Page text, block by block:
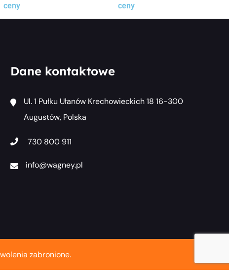
ceny
ceny
Dane kontaktowe
Ul. 1 Pułku Ułanów Krechowieckich 18 16-300
Augustów, Polska
730 800 911
info@wagney.pl
zabronione.